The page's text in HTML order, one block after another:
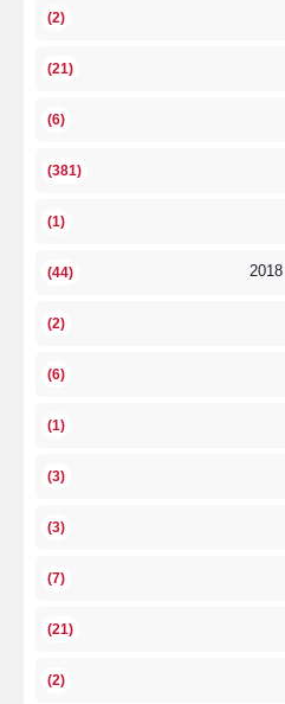
(2)
(21)
(6)
(381)
(1)
(44)
(2)
(6)
(1)
(3)
(3)
(7)
(21)
(2)